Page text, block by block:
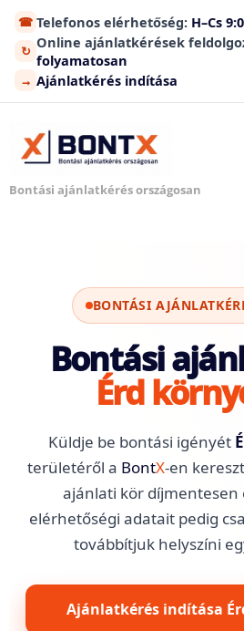
☎ Telefonos elérhetőség: H–Cs
↻ Online ajánlatkérések
folyamatosan
→ Ajánlatkérés indítása
Bontási ajánlatkérés országosan
BONTÁSI
Bontási
Érd
Küldje be bontási igényét
területéről a BontX-en
ajánlati kör díjmentesen
elérhetőségi adatait pedig
továbbítjuk helyszíni
Ajánlatkérés indítása